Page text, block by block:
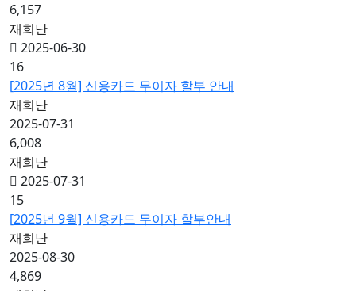
6,157
재희난
2025-06-30
16
[2025년 8월] 신용카드 무이자 할부 안내
재희난
2025-07-31
6,008
재희난
2025-07-31
15
[2025년 9월] 신용카드 무이자 할부안내
재희난
2025-08-30
4,869